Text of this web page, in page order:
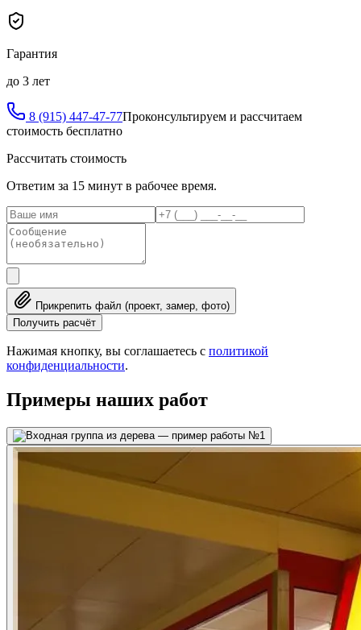
Гарантия
до 3 лет
8 (915) 447-47-77Проконсультируем и рассчитаем
стоимость бесплатно
Рассчитать стоимость
Ответим за 15 минут в рабочее время.
Прикрепить файл (проект, замер, фото)
Получить расчёт
Нажимая кнопку, вы соглашаетесь с политикой
конфиденциальности.
Примеры наших работ